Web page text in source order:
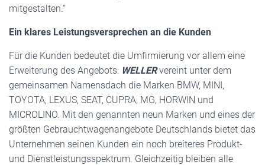
mitgestalten.‘‘
Ein klares Leistungsversprechen an die Kunden
Für die Kunden bedeutet die Umfirmierung vor allem eine
Erweiterung des Angebots: WELLERvereint unter dem
gemeinsamen Namensdach die Marken BMW, MINI,
TOYOTA, LEXUS, SEAT, CUPRA, MG, HORWIN und
MICROLINO. Mit den genannten neun Marken und eines der
größten Gebrauchtwagenangebote Deutschlands bietet das
Unternehmen seinen Kunden ein noch breiteres Produkt-
und Dienstleistungsspektrum. Gleichzeitig bleiben alle